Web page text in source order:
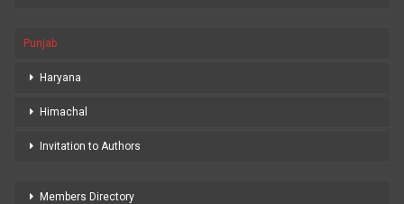
Punjab
Haryana
Himachal
Invitation to Authors
Members Directory